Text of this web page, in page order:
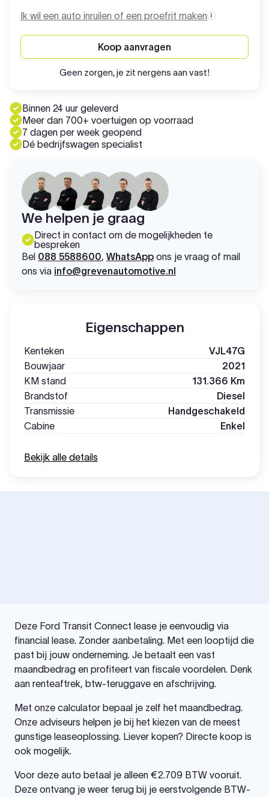
Ik wil een auto inruilen of een proefrit maken
Koop aanvragen
Geen zorgen, je zit nergens aan vast!
Binnen 24 uur geleverd
Meer dan 700+ voertuigen op voorraad
7 dagen per week geopend
Dé bedrijfswagen specialist
We helpen je graag
Direct in contact om de mogelijkheden te
bespreken
Bel 088 5588600, WhatsApp ons je vraag of mail
ons via info@grevenautomotive.nl
Eigenschappen
Kenteken
VJL47G
Bouwjaar
2021
KM stand
131.366 Km
Brandstof
Diesel
Transmissie
Handgeschakeld
Cabine
Enkel
Bekijk alle details
Deze Ford Transit Connect lease je eenvoudig via
financial lease. Zonder aanbetaling. Met een looptijd die
past bij jouw onderneming. Je betaalt een vast
maandbedrag en profiteert van fiscale voordelen. Denk
aan renteaftrek, btw-teruggave en afschrijving.
Met onze calculator bepaal je zelf het maandbedrag.
Onze adviseurs helpen je bij het kiezen van de meest
gunstige leaseoplossing. Liever kopen? Directe koop is
ook mogelijk.
Voor deze auto betaal je alleen €2.709 BTW vooruit.
Deze ontvang je weer terug bij je eerstvolgende BTW-